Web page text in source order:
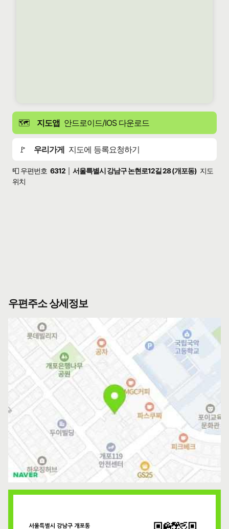
🗺️ 지도앱 안드로이드/IOS 다운로드
🚩 우리가게 지도에 등록요청하기
📮 우편번호 6312 서울특별시 강남구 논현로12길 28 (개포동) 지도
위치
우편주소 상세정보